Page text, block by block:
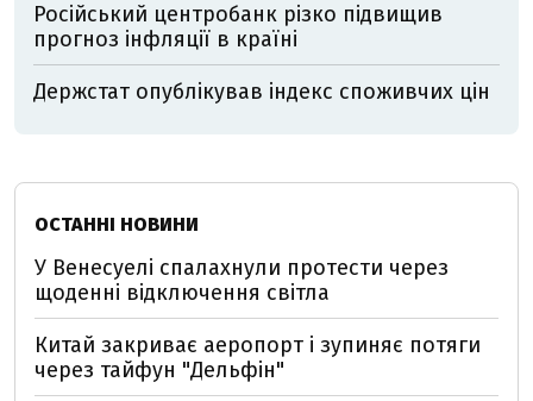
Російський центробанк різко підвищив
прогноз інфляції в країні
Держстат опублікував індекс споживчих цін
ОСТАННІ НОВИНИ
У Венесуелі спалахнули протести через
щоденні відключення світла
Китай закриває аеропорт і зупиняє потяги
через тайфун "Дельфін"